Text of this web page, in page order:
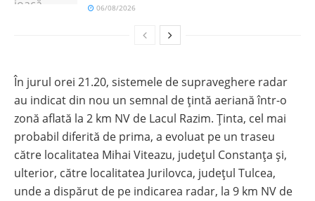
06/08/2026
În jurul orei 21.20, sistemele de supraveghere radar
au indicat din nou un semnal de țintă aeriană într-o
zonă aflată la 2 km NV de Lacul Razim. Ținta, cel mai
probabil diferită de prima, a evoluat pe un traseu
către localitatea Mihai Viteazu, județul Constanța și,
ulterior, către localitatea Jurilovca, județul Tulcea,
unde a dispărut de pe indicarea radar, la 9 km NV de